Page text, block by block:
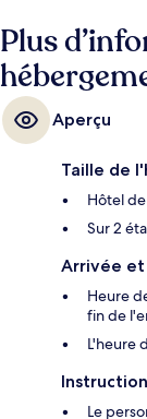
Plus
Aperçu
Taille de
Hôtel
Sur 2
Arrivée
Heure
fin de
L'heure
Le